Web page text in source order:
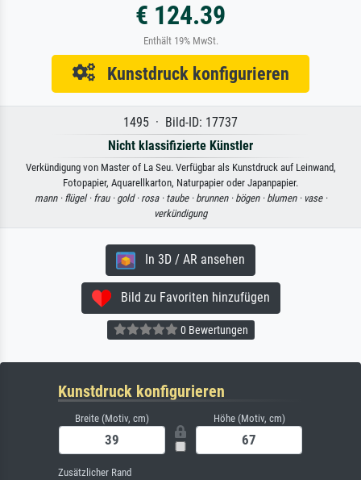
€ 124.39
Enthält 19% MwSt.
Kunstdruck konfigurieren
1495 · Bild-ID: 17737
Nicht klassifizierte Künstler
Verkündigung von Master of La Seu. Verfügbar als Kunstdruck auf Leinwand,
Fotopapier, Aquarellkarton, Naturpapier oder Japanpapier.
mann · flügel · frau · gold · rosa · taube · brunnen · bögen · blumen · vase ·
verkündigung
In 3D / AR ansehen
Bild zu Favoriten hinzufügen
0 Bewertungen
Kunstdruck konfigurieren
Breite (Motiv, cm) Höhe (Motiv, cm)
Zusätzlicher Rand